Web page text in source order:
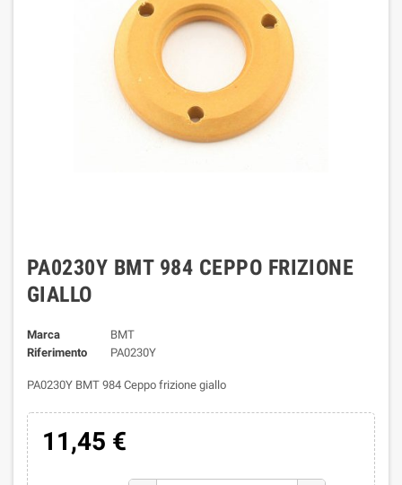
PA0230Y BMT 984 CEPPO FRIZIONE
GIALLO
Marca
BMT
Riferimento
PA0230Y
PA0230Y BMT 984 Ceppo frizione giallo
11,45 €